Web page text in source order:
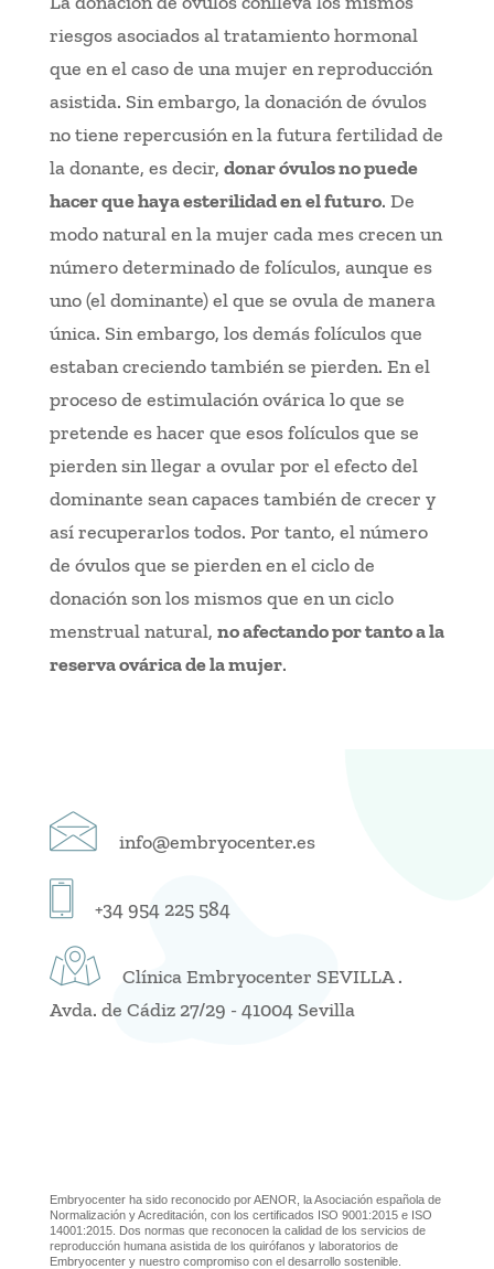
riesgos asociados al tratamiento hormonal
que en el caso de una mujer en reproducción
asistida. Sin embargo, la donación de óvulos
no tiene repercusión en la futura fertilidad de
la donante, es decir, donar óvulos no puede
hacer que haya esterilidad en el futuro. De
modo natural en la mujer cada mes crecen un
número determinado de folículos, aunque es
uno (el dominante) el que se ovula de manera
única. Sin embargo, los demás folículos que
estaban creciendo también se pierden. En el
proceso de estimulación ovárica lo que se
pretende es hacer que esos folículos que se
pierden sin llegar a ovular por el efecto del
dominante sean capaces también de crecer y
así recuperarlos todos. Por tanto, el número
de óvulos que se pierden en el ciclo de
donación son los mismos que en un ciclo
menstrual natural, no afectando por tanto a la
reserva ovárica de la mujer.
info@embryocenter.es
+34 954 225 584
Clínica Embryocenter SEVILLA .
Avda. de Cádiz 27/29 - 41004 Sevilla
Embryocenter ha sido reconocido por AENOR, la Asociación española de
Normalización y Acreditación, con los certificados ISO 9001:2015 e ISO
14001:2015. Dos normas que reconocen la calidad de los servicios de
reproducción humana asistida de los quirófanos y laboratorios de
Embryocenter y nuestro compromiso con el desarrollo sostenible.